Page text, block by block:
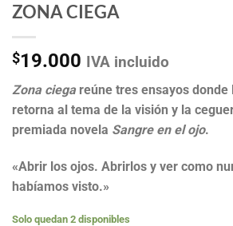
ZONA CIEGA
$19.000 IVA incluido
Zona ciegareúne tres ensayos donde
retorna al tema de la visión y la
premiada novela Sangre en el ojo.
«Abrir los ojos. Abrirlos y ver como
habíamos visto.»
Solo quedan 2 disponibles